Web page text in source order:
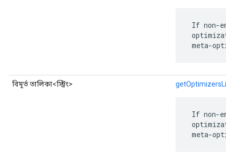
If non-
meta-
বিমূর্ত তালিকা<স্ট্রিং>
If non-
meta-